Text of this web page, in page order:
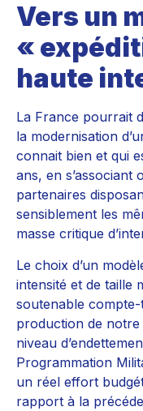
Vers un
«
haute
La France pourrait
la modernisation
connait bien et qui
ans, en s’associant
partenaires
sensiblement les
masse critique
Le choix d’un
intensité et de taille
soutenable
production de notre
niveau
Programmation
un réel effort
rapport à la